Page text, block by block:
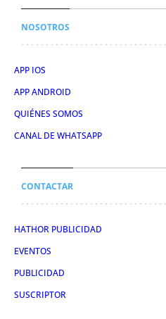
NOSOTROS
APP IOS
APP ANDROID
QUIÉNES SOMOS
CANAL DE WHATSAPP
CONTACTAR
HATHOR PUBLICIDAD
EVENTOS
PUBLICIDAD
SUSCRIPTOR